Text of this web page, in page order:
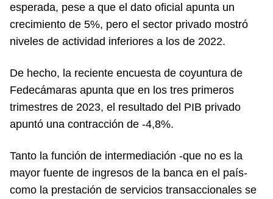
esperada, pese a que el dato oficial apunta un
crecimiento de 5%, pero el sector privado mostró
niveles de actividad inferiores a los de 2022.
De hecho, la reciente encuesta de coyuntura de
Fedecámaras apunta que en los tres primeros
trimestres de 2023, el resultado del PIB privado
apuntó una contracción de -4,8%.
Tanto la función de intermediación -que no es la
mayor fuente de ingresos de la banca en el país-
como la prestación de servicios transaccionales se